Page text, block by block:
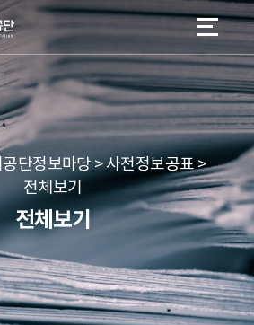
본문 바로가기
메뉴 바로가기
단정보마당 > 사전정보공표 >
전체보기
전체보기